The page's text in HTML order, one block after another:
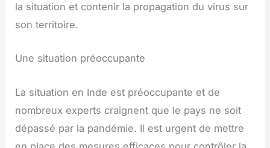
la situation et contenir la propagation du virus sur
son territoire.
Une situation préoccupante
La situation en Inde est préoccupante et de
nombreux experts craignent que le pays ne soit
dépassé par la pandémie. Il est urgent de mettre